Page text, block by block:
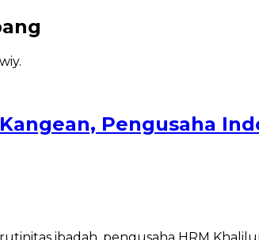
Pengusaha
ibadah, pengusaha HRM